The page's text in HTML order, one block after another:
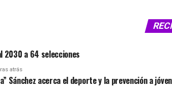
2030 a 64 selecciones
atrás
Sánchez acerca el deporte y la prevención a